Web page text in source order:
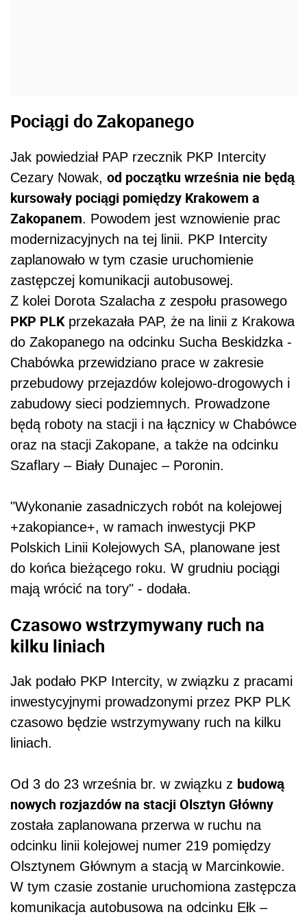
Pociągi do Zakopanego
Jak powiedział PAP rzecznik PKP Intercity
Cezary Nowak, od początku września nie będą
kursowały pociągi pomiędzy Krakowem a
Zakopanem. Powodem jest wznowienie prac
modernizacyjnych na tej linii. PKP Intercity
zaplanowało w tym czasie uruchomienie
zastępczej komunikacji autobusowej.
Z kolei Dorota Szalacha z zespołu prasowego
PKP PLKprzekazała PAP, że na linii z Krakowa
do Zakopanego na odcinku Sucha Beskidzka -
Chabówka przewidziano prace w zakresie
przebudowy przejazdów kolejowo-drogowych i
zabudowy sieci podziemnych. Prowadzone
będą roboty na stacji i na łącznicy w Chabówce
oraz na stacji Zakopane, a także na odcinku
Szaflary – Biały Dunajec – Poronin.
"Wykonanie zasadniczych robót na kolejowej
+zakopiance+, w ramach inwestycji PKP
Polskich Linii Kolejowych SA, planowane jest
do końca bieżącego roku. W grudniu pociągi
mają wrócić na tory" - dodała.
Czasowo wstrzymywany ruch na
kilku liniach
Jak podało PKP Intercity, w związku z pracami
inwestycyjnymi prowadzonymi przez PKP PLK
czasowo będzie wstrzymywany ruch na kilku
liniach.
Od 3 do 23 września br. w związku z budową
nowych rozjazdów na stacji Olsztyn Główny
została zaplanowana przerwa w ruchu na
odcinku linii kolejowej numer 219 pomiędzy
Olsztynem Głównym a stacją w Marcinkowie.
W tym czasie zostanie uruchomiona zastępcza
komunikacja autobusowa na odcinku Ełk –